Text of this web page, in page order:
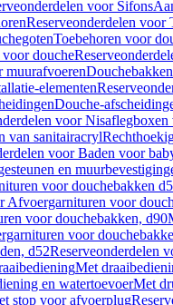
voor Sifons
Reserveonderdelen voor
Toebehoren voor
douche
muurafvoeren
elementen
Douche-
voor Nisaflegboxen
van sanitairacryl
voor Baden voor
en
voor douchebakken
Afvoergarnituren voor
voor douchebakken, d90
voor
d52Reserveonderdelen
Met
en watertoevoerMet
stop voor afvoerplug